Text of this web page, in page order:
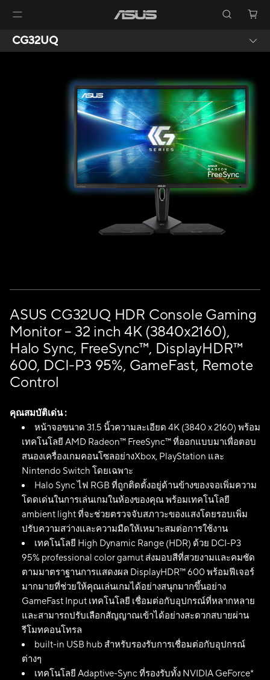
CG32UQ
ASUS CG32UQ HDR Console Gaming
Monitor – 32 inch 4K (3840x2160),
Halo Sync, FreeSync™, DisplayHDR™
600, DCI-P3 95%, GameFast, Remote
Control
คุณสมบัติเด่น :
หน้าจอขนาด 31.5 นิ้วความละเอียด 4K (3840 x 2160) พร้อม
เทคโนโลยี AMD Radeon™ FreeSync™ ที่ออกแบบมาเพื่อตอบ
สนองเครื่องเกมคอนโซลอย่างXbox, PlayStation และ
Nintendo Switch โดยเฉพาะ
Halo Sync ไฟ RGB ที่ถูกติดตั้งอยู่ด้านข้างของจอเพิ่มความ
โดดเด่นในการเล่นเกมในห้องของคุณ พร้อมเทคโนโลยี
ambient light ที่จะช่วยตรวจจับสภาวะของแสงโดยรอบเพิ่ม
ปรับความสว่างและความมืดให้เหมาะสมต่อการใช้งาน
เทคโนโลยี High Dynamic Range (HDR) ด้วย DCI-P3
95% professional color gamut ส่งมอบสีที่สวยงามและคมชัด
ตามมาตราฐานการแสดงผล DisplayHDR™ 600 พร้อมฟีเจอร์
มากมายที่ช่วยให้คุณเล่นเกมได้อย่างสนุกมากขึ้นอย่าง
GameFast Input เทคโนโลยี เชื่อมต่อกับอุปกรณ์ที่หลากหลาย
และสามารถปรับเลือกสัญญาณเข้าได้อย่างสะดวกสบายผ่าน
รีโมทคอนโทรล
built-in USB hub สำหรับรองรับการเชื่อมต่อกับอุปกรณ์
ต่างๆ
เทคโนโลยี Adaptive-Sync ที่รองรับทั้ง NVIDIA GeForce*